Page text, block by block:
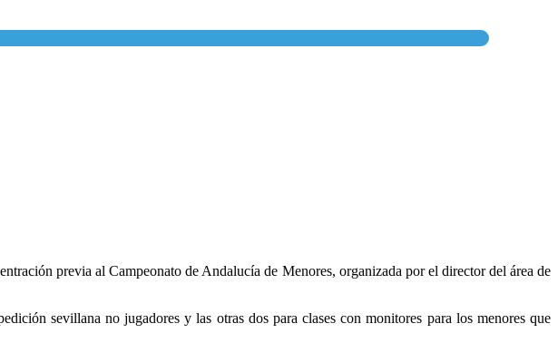
previa al Campeonato de Andalucía de Menores, organizada por el director del área de
sevillana no jugadores y las otras dos para clases con monitores para los menores que